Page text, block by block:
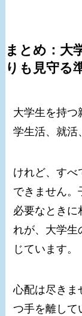
まとめ：大
りも見守る
大学生を持つ
学生活、就活
けれど、すべ
できません。
必要なときに
れが、大学生
じています。
心配は尽きま
つ手を離して